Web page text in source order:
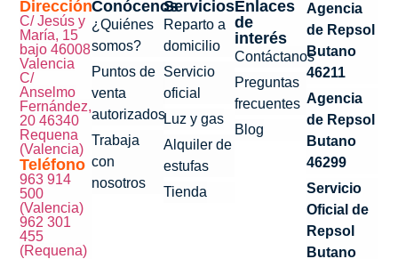
Dirección
C/ Jesús y
María, 15
bajo 46008
Valencia
C/
Anselmo
Fernández,
20 46340
Requena
(Valencia)
Teléfono
963 914
500
(Valencia)
962 301
455
(Requena)
Conócenos
¿Quiénes
somos?
Puntos de
venta
autorizados
Trabaja
con
nosotros
Servicios
Reparto a
domicilio
Servicio
oficial
Luz y gas
Alquiler de
estufas
Tienda
Enlaces
de
interés
Contáctanos
Preguntas
frecuentes
Blog
Agencia
de Repsol
Butano
46211
Agencia
de Repsol
Butano
46299
Servicio
Oficial de
Repsol
Butano